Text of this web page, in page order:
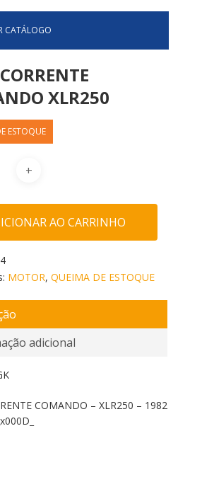
CATÁLOGO
XLR250
ESTOQUE
AO CARRINHO
MOTOR, QUEIMA DE ESTOQUE
adicional
COMANDO – XLR250 – 1982